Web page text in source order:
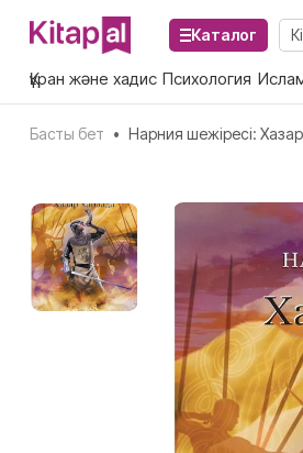
Каталог
Құран және хадис Психология
Басты бет • Нарния шежіресі: Хазар